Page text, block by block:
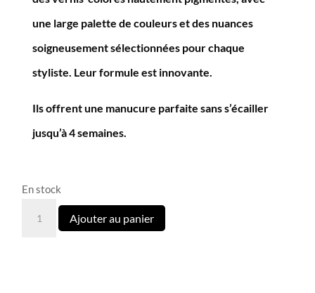
une large palette de couleurs et des nuances
soigneusement sélectionnées pour chaque
styliste. Leur formule est innovante
Ils offrent une manucure parfaite sans s’écailler
jusqu’à 4 semaines.
En stock
quantité
Ajouter au panier